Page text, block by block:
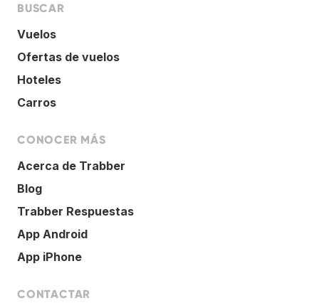
BUSCAR
Vuelos
Ofertas de vuelos
Hoteles
Carros
CONOCER MÁS
Acerca de Trabber
Blog
Trabber Respuestas
App Android
App iPhone
CONTACTAR